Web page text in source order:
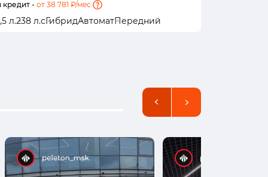
кредит - от 38 781 ₽/мес.
л.238 л.сГибридАвтоматПередний